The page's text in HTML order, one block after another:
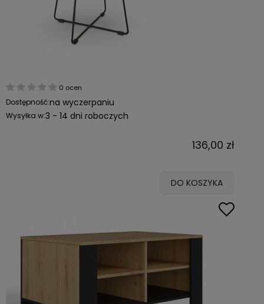
0 ocen
Dostępność:na wyczerpaniu
Wysyłka w:3 - 14 dni roboczych
136,00 zł
DO KOSZYKA